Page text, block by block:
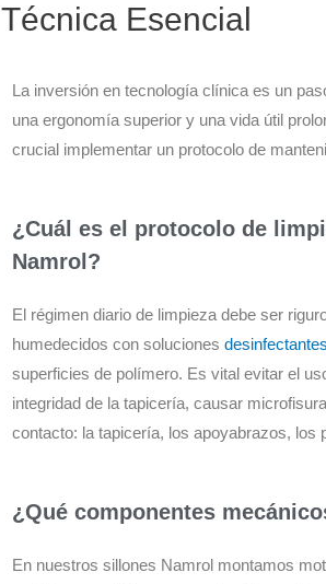
Técnica Esencial
La inversión en tecnología clínica es un
una ergonomía superior y una vida útil
crucial implementar un protocolo de
¿Cuál es el protocolo de
Namrol?
El régimen diario de limpieza debe ser
humedecidos con soluciones
superficies de polímero. Es vital evitar el
integridad de la tapicería, causar
contacto: la tapicería, los apoyabrazos, los
¿Qué componentes
En nuestros sillones Namrol montamos